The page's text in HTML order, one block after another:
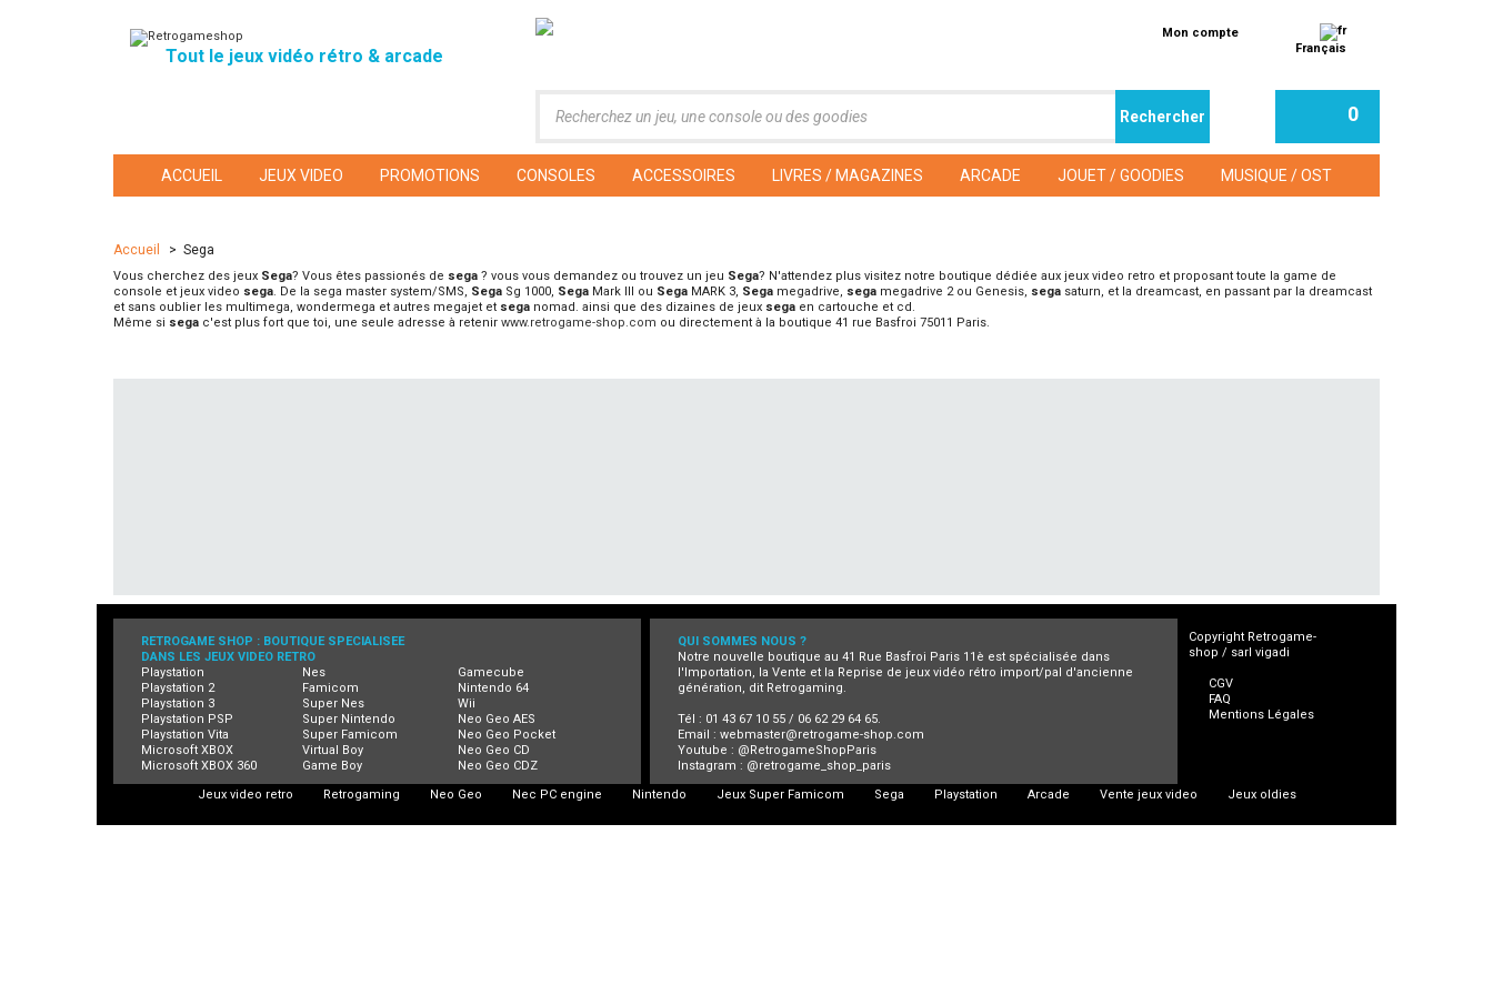
Tout le jeux vidéo rétro & arcade
Mon compte
Français
0
ACCUEIL JEUX VIDEO PROMOTIONS CONSOLES ACCESSOIRES LIVRES / MAGAZINES ARCADE JOUET / GOODIES MUSIQUE / OST
Accueil > Sega
Vous cherchez des jeux Sega? Vous êtes passionés de sega ? vous vous demandez ou trouvez un jeu Sega? N'attendez plus visitez notre boutique dédiée aux jeux video retro et proposant toute la game de
console et jeux video sega. De la sega master system/SMS, Sega Sg 1000, Sega Mark III ou Sega MARK 3, Sega megadrive, sega megadrive 2 ou Genesis, sega saturn, et la dreamcast, en passant par la dreamcast
et sans oublier les multimega, wondermega et autres megajet et sega nomad. ainsi que des dizaines de jeux sega en cartouche et cd.
Même si sega c'est plus fort que toi, une seule adresse à retenir www.retrogame-shop.com ou directement à la boutique 41 rue Basfroi 75011 Paris.
RETROGAME SHOP : BOUTIQUE SPECIALISEE
DANS LES JEUX VIDEO RETRO
Playstation
Playstation 2
Playstation 3
Playstation PSP
Playstation Vita
Microsoft XBOX
Microsoft XBOX 360
Nes
Famicom
Super Nes
Super Nintendo
Super Famicom
Virtual Boy
Game Boy
Gamecube
Nintendo 64
Wii
Neo Geo AES
Neo Geo Pocket
Neo Geo CD
Neo Geo CDZ
QUI SOMMES NOUS ?
Notre nouvelle boutique au 41 Rue Basfroi Paris 11è est spécialisée dans
l'Importation, la Vente et la Reprise de jeux vidéo rétro import/pal d'ancienne
génération, dit Retrogaming.
Tél : 01 43 67 10 55 / 06 62 29 64 65.
Email : webmaster@retrogame-shop.com
Youtube : @RetrogameShopParis
Instagram : @retrogame_shop_paris
Copyright Retrogame-
shop / sarl vigadi
CGV
FAQ
Mentions Légales
Jeux video retro Retrogaming Neo Geo Nec PC engine Nintendo Jeux Super Famicom Sega Playstation Arcade Vente jeux video Jeux oldies